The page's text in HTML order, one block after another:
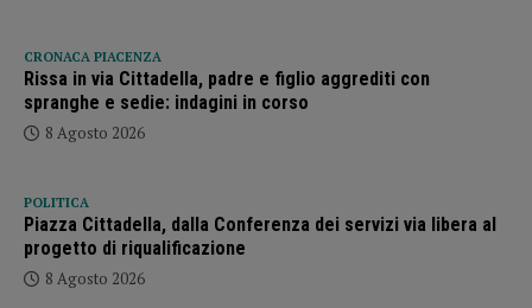
CRONACA PIACENZA
Rissa in via Cittadella, padre e figlio aggrediti con
spranghe e sedie: indagini in corso
8 Agosto 2026
POLITICA
Piazza Cittadella, dalla Conferenza dei servizi via libera al
progetto di riqualificazione
8 Agosto 2026